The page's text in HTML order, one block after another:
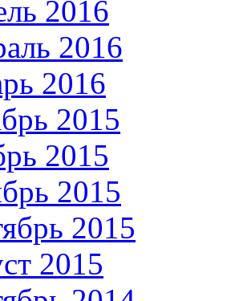
2016
2016
2016
2015
2015
2015
2015
2015